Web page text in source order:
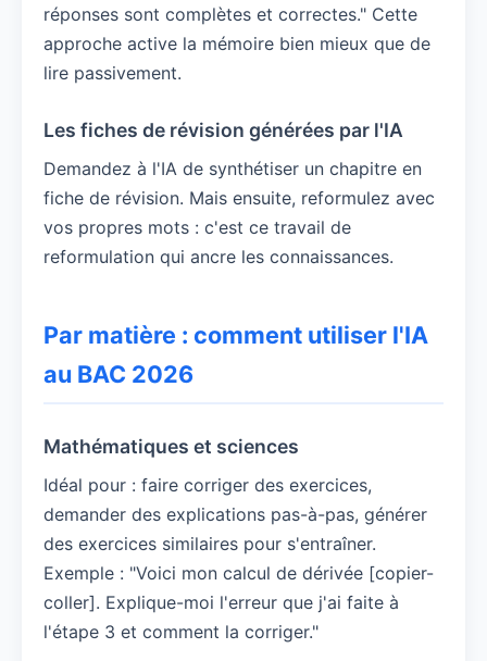
réponses sont complètes et correctes." Cette
approche active la mémoire bien mieux que de
lire passivement.
Les fiches de révision générées par l'IA
Demandez à l'IA de synthétiser un chapitre en
fiche de révision. Mais ensuite, reformulez avec
vos propres mots : c'est ce travail de
reformulation qui ancre les connaissances.
Par matière : comment utiliser l'IA
au BAC 2026
Mathématiques et sciences
Idéal pour : faire corriger des exercices,
demander des explications pas-à-pas, générer
des exercices similaires pour s'entraîner.
Exemple : "Voici mon calcul de dérivée [copier-
coller]. Explique-moi l'erreur que j'ai faite à
l'étape 3 et comment la corriger."